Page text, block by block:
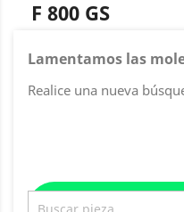
F 800 GS
Lamentamos las
Realice una nueva